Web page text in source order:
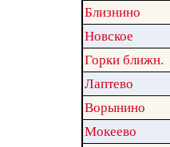
Близнино
Новское
Горки ближн.
Лаптево
Ворынино
Мокеево